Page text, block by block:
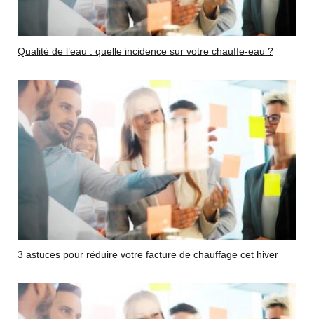
Qualité de l’eau : quelle incidence sur votre chauffe-eau ?
3 astuces pour réduire votre facture de chauffage cet hiver